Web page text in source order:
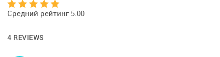
Средний рейтинг 5.00
4 REVIEWS